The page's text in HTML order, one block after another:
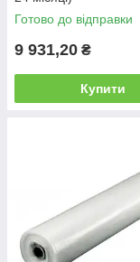
Готово до відправки
9 931,20 ₴
Купити